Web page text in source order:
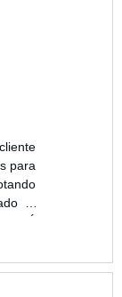
para
e
a